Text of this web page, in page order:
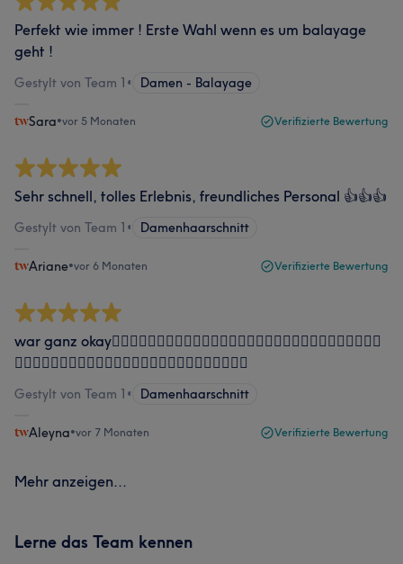
Perfekt wie immer ! Erste Wahl wenn es um balayage
geht !
Gestylt von Team 1 • Damen - Balayage
Sara•vor 5 Monaten Verifizierte Bewertung
Sehr schnell, tolles Erlebnis, freundliches Personal 👍👍👍
Gestylt von Team 1 • Damenhaarschnitt
Ariane•vor 6 Monaten Verifizierte Bewertung
war ganz okay👍🏻👍🏻👍🏻👍🏻👍🏻👍🏻👍🏻👍🏻👍🏻👍🏻👍🏻👍🏻👍🏻👍🏻👍🏻
👍🏻👍🏻👍🏻👍🏻👍🏻👍🏻👍🏻👍🏻👍🏻👍🏻👍🏻👍🏻👍🏻
Gestylt von Team 1 • Damenhaarschnitt
Aleyna•vor 7 Monaten Verifizierte Bewertung
Mehr anzeigen...
Lerne das Team kennen